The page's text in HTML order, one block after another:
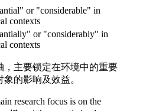
or "considerable" in
contexts
or "considerably" in
contexts
，主要锁定在环境中的重要
的影响及效益。
research focus is on the